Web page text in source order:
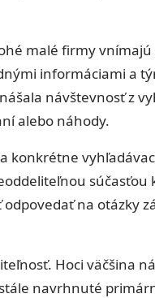
malé firmy
informáciami a
návštevnosť z
alebo náhody.
konkrétne
na otázky
Hoci väčšina
navrhnuté